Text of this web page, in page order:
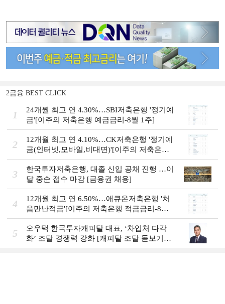
2금융 BEST CLICK
1
24개월 최고 연 4.30%…SBI저축은행 '정기예
금'[이주의 저축은행 예금금리-8월 1주]
2
12개월 최고 연 4.10%…CK저축은행 '정기예
금(인터넷,모바일,비대면)'[이주의 저축은행
예금금리-8월 1주]
3
한국투자저축은행, 대졸 신입 공채 진행 …이
달 중순 접수 마감 [금융권 채용]
4
12개월 최고 연 6.50%…애큐온저축은행 '처
음만난적금'[이주의 저축은행 적금금리-8월
1주]
5
오우택 한국투자캐피탈 대표, ‘차입처 다각
화ʼ 조달 경쟁력 강화 [캐피탈 조달 돋보기